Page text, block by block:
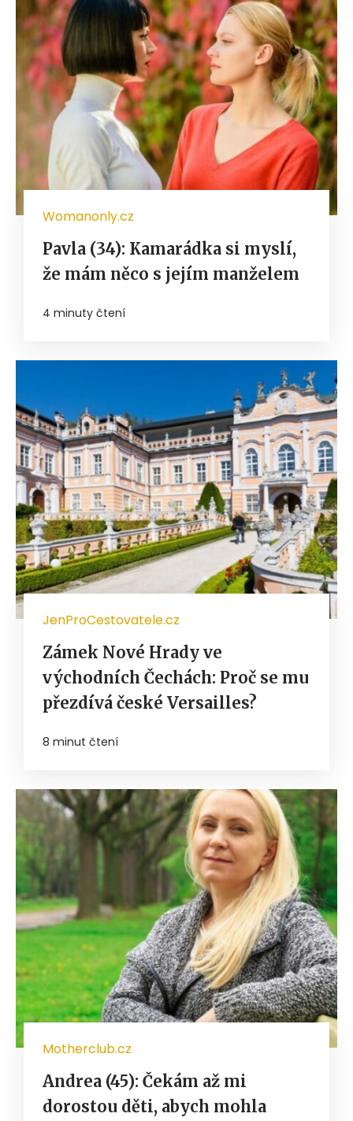
Womanonly.cz
Pavla (34): Kamarádka si myslí,
že mám něco s jejím manželem
4 minuty čtení
JenProCestovatele.cz
Zámek Nové Hrady ve
východních Čechách: Proč se mu
přezdívá české Versailles?
8 minut čtení
Motherclub.cz
Andrea (45): Čekám až mi
dorostou děti, abych mohla